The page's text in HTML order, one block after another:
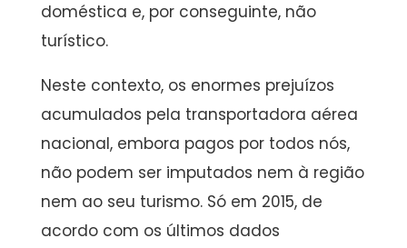
doméstica e, por conseguinte, não
turístico.
Neste contexto, os enormes prejuízos
acumulados pela transportadora aérea
nacional, embora pagos por todos nós,
não podem ser imputados nem à região
nem ao seu turismo. Só em 2015, de
acordo com os últimos dados